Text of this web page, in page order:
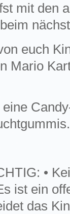
mit den
euch
Mario
•
ist ein
das